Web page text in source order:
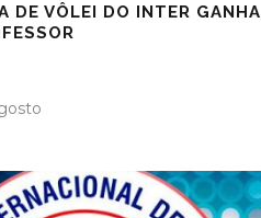
DE VÔLEI DO INTER GANHA